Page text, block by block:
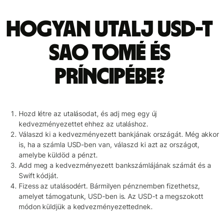
Hogyan utalj USD-t
Sao Tomé és
Príncipébe?
Hozd létre az utalásodat, és adj meg egy új
kedvezményezettet ehhez az utaláshoz.
Válaszd ki a kedvezményezett bankjának országát. Még akkor
is, ha a számla USD-ben van, válaszd ki azt az országot,
amelybe küldöd a pénzt.
Add meg a kedvezményezett bankszámlájának számát és a
Swift kódját.
Fizess az utalásodért. Bármilyen pénznemben fizethetsz,
amelyet támogatunk, USD-ben is. Az USD-t a megszokott
módon küldjük a kedvezményezettednek.